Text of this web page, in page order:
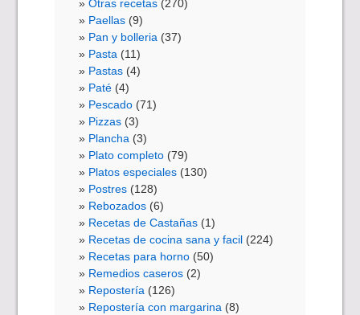
Otras recetas (270)
Paellas (9)
Pan y bolleria (37)
Pasta (11)
Pastas (4)
Paté (4)
Pescado (71)
Pizzas (3)
Plancha (3)
Plato completo (79)
Platos especiales (130)
Postres (128)
Rebozados (6)
Recetas de Castañas (1)
Recetas de cocina sana y facil (224)
Recetas para horno (50)
Remedios caseros (2)
Repostería (126)
Repostería con margarina (8)